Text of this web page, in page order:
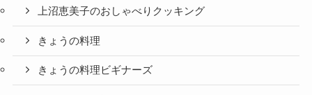
上沼恵美子のおしゃべりクッキング
きょうの料理
きょうの料理ビギナーズ